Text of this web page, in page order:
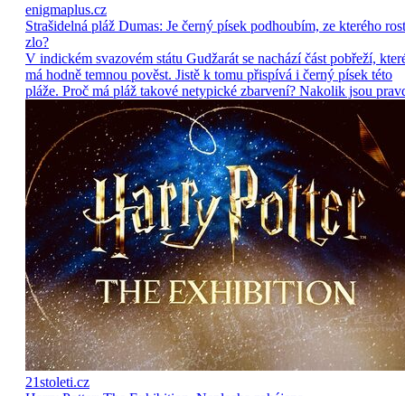
enigmaplus.cz
Strašidelná pláž Dumas: Je černý písek podhoubím, ze kterého
zlo?
V indickém svazovém státu Gudžarát se nachází část pobřeží,
má hodně temnou pověst. Jistě k tomu přispívá i černý písek této
pláže. Proč má pláž takové netypické zbarvení? Nakolik jsou
21stoleti.cz